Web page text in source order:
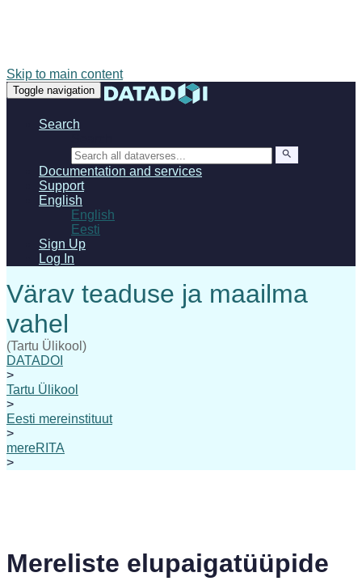
Skip to main content
Toggle navigation
Search
Documentation and services
Support
English
English
Eesti
Sign Up
Log In
(Tartu Ülikool)
DATADOI
>
Tartu Ülikool
>
Eesti mereinstituut
>
mereRITA
>
Mereliste elupaigatüüpide